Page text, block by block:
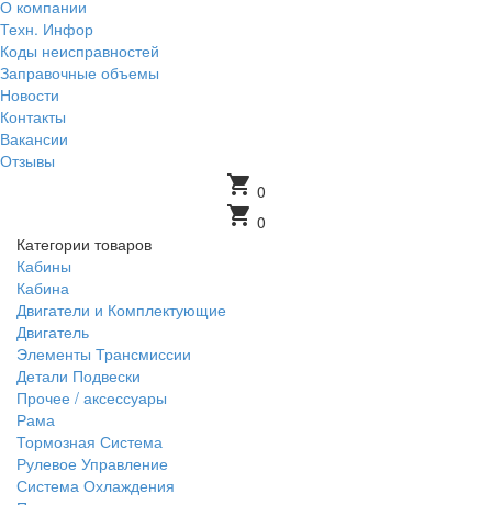
О компании
Техн. Инфор
Коды неисправностей
Заправочные объемы
Новости
Контакты
Вакансии
Отзывы
shopping_cart 0
shopping_cart 0
Категории товаров
Кабины
Кабина
Двигатели и Комплектующие
Двигатель
Элементы Трансмиссии
Детали Подвески
Прочее / аксессуары
Рама
Тормозная Система
Рулевое Управление
Система Охлаждения